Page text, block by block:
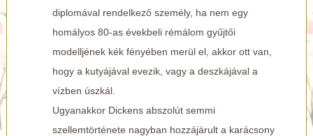
diplomával rendelkező személy, ha nem egy
homályos 80-as évekbeli rémálom gyűjtői
modelljének kék fényében merül el, akkor ott van,
hogy a kutyájával evezik, vagy a deszkájával a
vízben úszkál.
Ugyanakkor Dickens abszolút semmi
szellemtörténete nagyban hozzájárult a karácsony